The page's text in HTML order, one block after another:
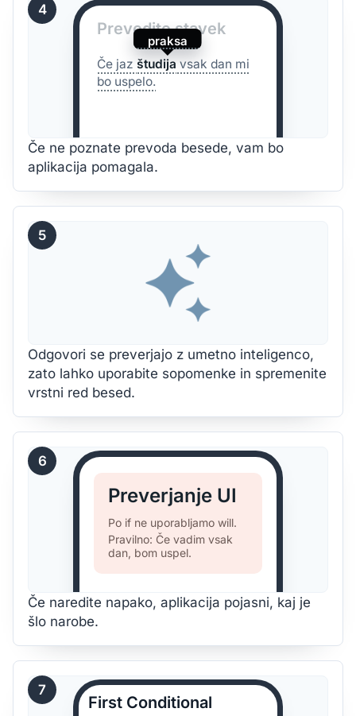
4
Prevedite stavek
Če jaz študija
praksa
vsak dan mi
bo uspelo.
Če ne poznate prevoda besede, vam bo
aplikacija pomagala.
5
Odgovori se preverjajo z umetno inteligenco,
zato lahko uporabite sopomenke in spremenite
vrstni red besed.
6
Preverjanje UI
Po if ne uporabljamo will.
Pravilno: Če vadim vsak
dan, bom uspel.
Če naredite napako, aplikacija pojasni, kaj je
šlo narobe.
7
First Conditional